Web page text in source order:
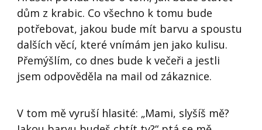
dům z krabic. Co všechno k tomu bude
potřebovat, jakou bude mít barvu a spoustu
dalších věcí, které vnímám jen jako kulisu.
Přemýšlím, co dnes bude k večeři a jestli
jsem odpověděla na mail od zákaznice.
V tom mě vyruší hlasité: „Mami, slyšíš mě?